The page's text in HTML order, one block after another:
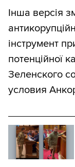
Інша версія
інструмент
потенційної
Зеленского
условия